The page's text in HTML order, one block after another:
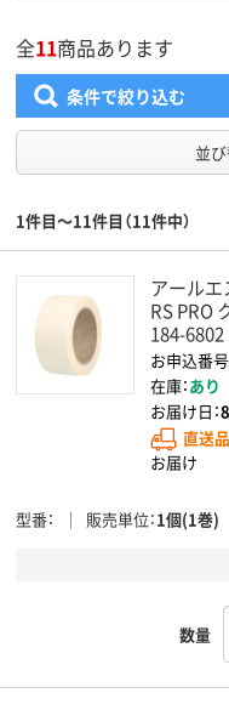
全11商品あります
条件で絞り込む
並
1件目～11件目（11件中）
アール
RS PRO
184-6802
お申込番
在庫：あり
お届け日：
直送品
お届け
型番 販売単位 1個(1巻)
数量